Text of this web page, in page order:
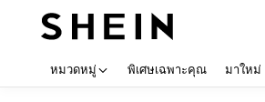
หมวดหมู่ พิเศษเฉพาะคุณ มาใหม่